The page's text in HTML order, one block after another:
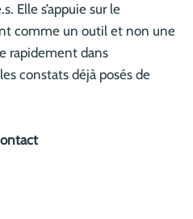
Elle s’appuie sur le
comme un outil et non une
rapidement dans
constats déjà posés de